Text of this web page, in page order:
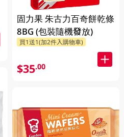
固力果 朱古力百奇餅乾條
8BG (包裝隨機發放)
買1送1(加2件入購物車)
$35.00